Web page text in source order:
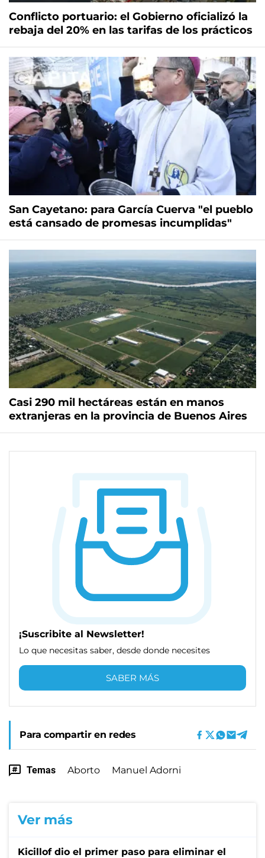
Conflicto portuario: el Gobierno oficializó la
rebaja del 20% en las tarifas de los prácticos
San Cayetano: para García Cuerva "el pueblo
está cansado de promesas incumplidas"
Casi 290 mil hectáreas están en manos
extranjeras en la provincia de Buenos Aires
¡Suscribite al Newsletter!
Lo que necesitas saber, desde donde necesites
SABER MÁS
Para compartir en redes
Temas Aborto Manuel Adorni
Ver más
Kicillof dio el primer paso para eliminar el